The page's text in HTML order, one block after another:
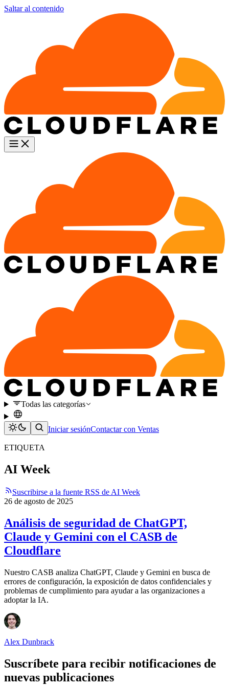
Saltar al contenido
Todas las categorías
Iniciar sesiónContactar con Ventas
ETIQUETA
AI Week
Suscribirse a la fuente RSS de AI Week
26 de agosto de 2025
Análisis de seguridad de ChatGPT,
Claude y Gemini con el CASB de
Cloudflare
Nuestro CASB analiza ChatGPT, Claude y Gemini en busca de
errores de configuración, la exposición de datos confidenciales y
problemas de cumplimiento para ayudar a las organizaciones a
adoptar la IA.
Alex Dunbrack
Suscríbete para recibir notificaciones de
nuevas publicaciones